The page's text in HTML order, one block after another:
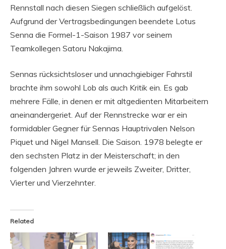
Rennstall nach diesen Siegen schließlich aufgelöst.
Aufgrund der Vertragsbedingungen beendete Lotus
Senna die Formel-1-Saison 1987 vor seinem
Teamkollegen Satoru Nakajima.
Sennas rücksichtsloser und unnachgiebiger Fahrstil
brachte ihm sowohl Lob als auch Kritik ein. Es gab
mehrere Fälle, in denen er mit altgedienten Mitarbeitern
aneinandergeriet. Auf der Rennstrecke war er ein
formidabler Gegner für Sennas Hauptrivalen Nelson
Piquet und Nigel Mansell. Die Saison. 1978 belegte er
den sechsten Platz in der Meisterschaft; in den
folgenden Jahren wurde er jeweils Zweiter, Dritter,
Vierter und Vierzehnter.
Related